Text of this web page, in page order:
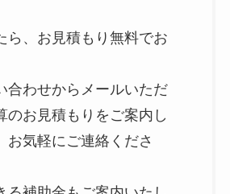
ら、お見積もり無料でお
合わせからメールいただ
のお見積もりをご案内し
お気軽にご連絡くださ